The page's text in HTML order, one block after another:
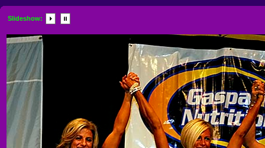
Slideshow: